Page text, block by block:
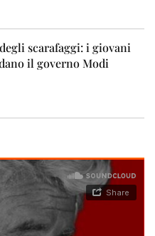
scarafaggi: i giovani
il governo Modi